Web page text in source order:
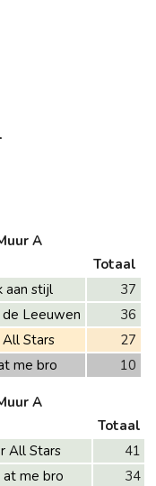
A
Totaal
aan stijl
37
Leeuwen
36
Stars
27
me bro 10
A
Totaal
All Stars
41
at me bro
34